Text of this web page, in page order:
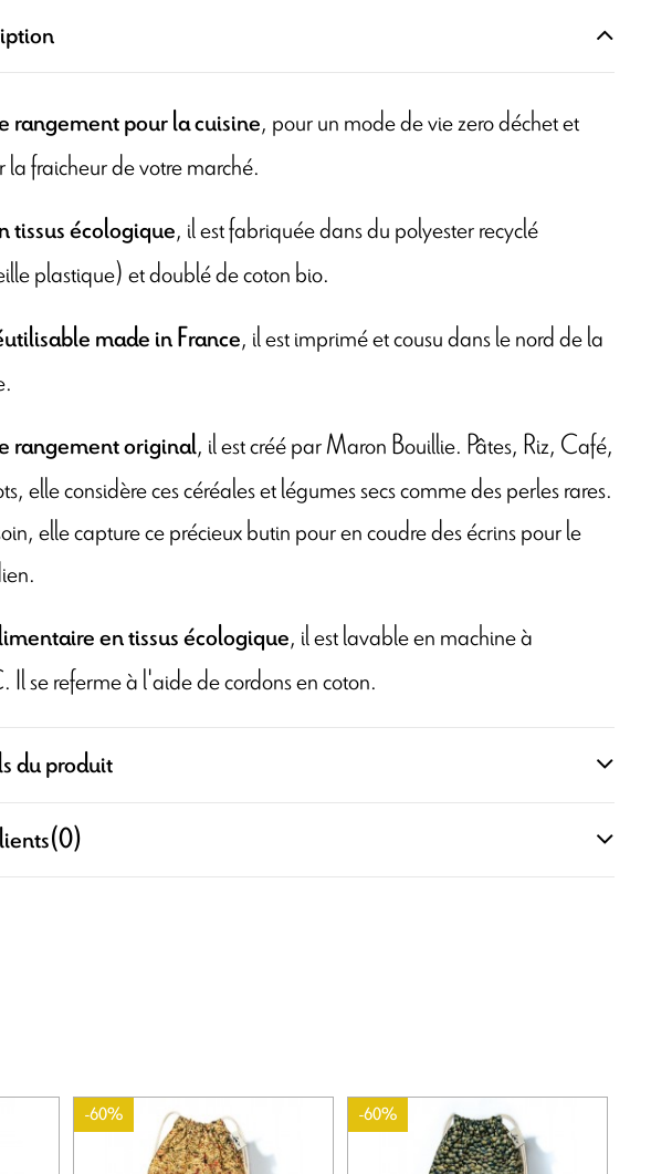
rangement pour la cuisine, pour un mode de vie zero déchet et
fraicheur de votre marché.
tissus écologique, il est fabriquée dans du polyester recyclé
plastique) et doublé de coton bio.
made in France, il est imprimé et cousu dans le nord de la
rangement original, il est créé par Maron Bouillie. Pâtes, Riz, Café,
elle considère ces céréales et légumes secs comme des perles rares.
elle capture ce précieux butin pour en coudre des écrins pour le
en tissus écologique, il est lavable en machine à
Il se referme à l'aide de cordons en coton.
du produit
(0)
-60% -60%